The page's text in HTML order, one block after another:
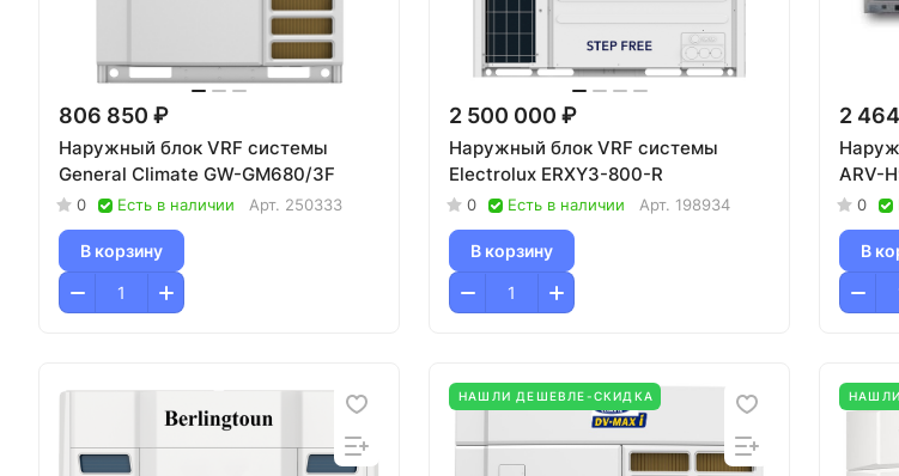
806 850 ₽
Наружный блок VRF системы
General Climate GW-GM680/3F
0 Есть в наличии Арт. 250333
В корзину
2 500 000 ₽
Наружный блок VRF системы
Electrolux ERXY3-800-R
0 Есть в наличии Арт. 198934
В корзину
2
ARV-
0
В
НАШЛИ ДЕШЕВЛЕ-СКИДКА